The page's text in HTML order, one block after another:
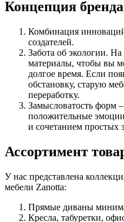
Концепция бренда
Комбинация
создателей.
Забота об экологии.
материалы, чтобы вы
долгое время. Если
обстановку, старую
переработку.
Замысловатость форм
положительные
и сочетанием простых
Ассортимент
У нас представлена
мебели Zanotta:
Прямые диваны
Кресла, табуретки,